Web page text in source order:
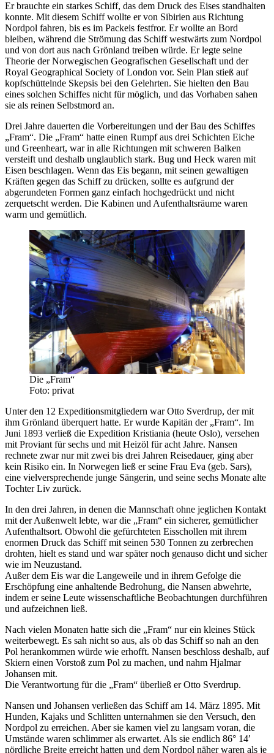
Er brauchte ein starkes Schiff, das dem Druck des Eises standhalten
konnte. Mit diesem Schiff wollte er von Sibirien aus Richtung
Nordpol fahren, bis es im Packeis festfror. Er wollte an Bord
bleiben, während die Strömung das Schiff westwärts zum Nordpol
und von dort aus nach Grönland treiben würde. Er legte seine
Theorie der Norwegischen Geografischen Gesellschaft und der
Royal Geographical Society of London vor. Sein Plan stieß auf
kopfschüttelnde Skepsis bei den Gelehrten. Sie hielten den Bau
eines solchen Schiffes nicht für möglich, und das Vorhaben sahen
sie als reinen Selbstmord an.
Drei Jahre dauerten die Vorbereitungen und der Bau des Schiffes
„Fram“. Die „Fram“ hatte einen Rumpf aus drei Schichten Eiche
und Greenheart, war in alle Richtungen mit schweren Balken
versteift und deshalb unglaublich stark. Bug und Heck waren mit
Eisen beschlagen. Wenn das Eis begann, mit seinen gewaltigen
Kräften gegen das Schiff zu drücken, sollte es aufgrund der
abgerundeten Formen ganz einfach hochgedrückt und nicht
zerquetscht werden. Die Kabinen und Aufenthaltsräume waren
warm und gemütlich.
Die „Fram“
Foto: privat
Unter den 12 Expeditionsmitgliedern war Otto Sverdrup, der mit
ihm Grönland überquert hatte. Er wurde Kapitän der „Fram“. Im
Juni 1893 verließ die Expedition Kristiania (heute Oslo), versehen
mit Proviant für sechs und mit Heizöl für acht Jahre. Nansen
rechnete zwar nur mit zwei bis drei Jahren Reisedauer, ging aber
kein Risiko ein. In Norwegen ließ er seine Frau Eva (geb. Sars),
eine vielversprechende junge Sängerin, und seine sechs Monate alte
Tochter Liv zurück.
In den drei Jahren, in denen die Mannschaft ohne jeglichen Kontakt
mit der Außenwelt lebte, war die „Fram“ ein sicherer, gemütlicher
Aufenthaltsort. Obwohl die gefürchteten Eisschollen mit ihrem
enormen Druck das Schiff mit seinen 530 Tonnen zu zerbrechen
drohten, hielt es stand und war später noch genauso dicht und sicher
wie im Neuzustand.
Außer dem Eis war die Langeweile und in ihrem Gefolge die
Erschöpfung eine anhaltende Bedrohung, die Nansen abwehrte,
indem er seine Leute wissenschaftliche Beobachtungen durchführen
und aufzeichnen ließ.
Nach vielen Monaten hatte sich die „Fram“ nur ein kleines Stück
weiterbewegt. Es sah nicht so aus, als ob das Schiff so nah an den
Pol herankommen würde wie erhofft. Nansen beschloss deshalb, auf
Skiern einen Vorstoß zum Pol zu machen, und nahm Hjalmar
Johansen mit.
Die Verantwortung für die „Fram“ überließ er Otto Sverdrup.
Nansen und Johansen verließen das Schiff am 14. März 1895. Mit
Hunden, Kajaks und Schlitten unternahmen sie den Versuch, den
Nordpol zu erreichen. Aber sie kamen viel zu langsam voran, die
Umstände waren schlimmer als erwartet. Als sie endlich 86° 14′
nördliche Breite erreicht hatten und dem Nordpol näher waren als je